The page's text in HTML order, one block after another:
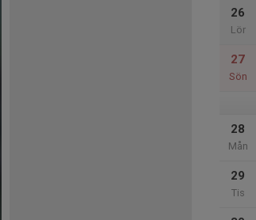
26
Lör
27
Sön
28
Mån
29
Tis